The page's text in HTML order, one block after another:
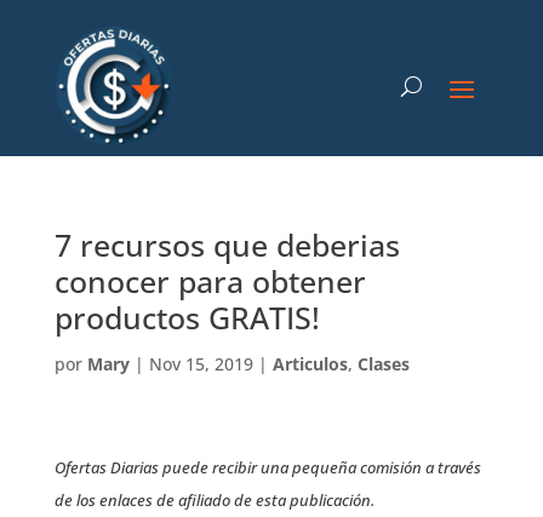
7 recursos que deberias
conocer para obtener
productos GRATIS!
por Mary| Nov 15, 2019| Articulos, Clases
Ofertas Diarias puede recibir una pequeña comisión a través
de los enlaces de afiliado de esta publicación.